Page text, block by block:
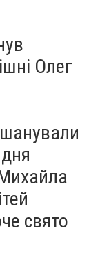
Олег
свято